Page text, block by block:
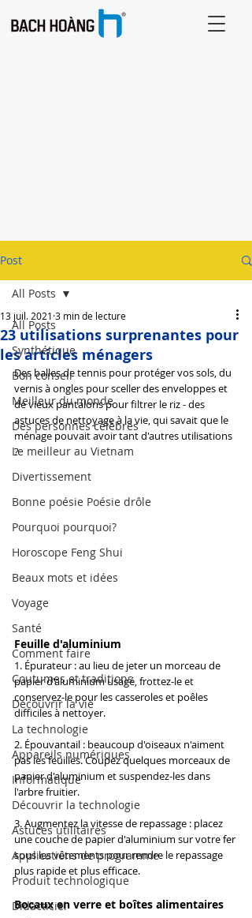
Post
All Posts
Synthétique
Bon conseil
Meilleur du monde
Des personnes célèbres
Le meilleur au Vietnam
Divertissement
Bonne poésie Poésie drôle
Pourquoi pourquoi?
Horoscope Feng Shui
Beaux mots et idées
Voyage
Santé
Comment faire
Coutumes et traditions
Découvrir la vie
La technologie
Appareils numériques
Informatique
Découvrir la technologie
Astuces utilitaires
Applications de programme
Produit technologique
Didacticiel
All Posts
23 utilisations surprenantes pour
les articles ménagers
13 juil. 2021 3 min de lecture
Des balles de tennis pour protéger vos sols, du
vernis à ongles pour sceller des enveloppes et
de vieux pantalons pour filtrer le riz - des
astuces de nettoyage à la vie, qui savait que le
ménage pouvait avoir tant d'autres utilisations
?
Feuille d'aluminium
1. Épurateur : au lieu de jeter un morceau de
papier d'aluminium usagé, frottez-le et
conservez-le pour les casseroles et poêles
difficiles à nettoyer.
2. Épouvantail : beaucoup d'oiseaux n'aiment
pas les feuilles. Coupez quelques morceaux de
papier d'aluminium et suspendez-les dans
l'arbre fruitier.
3. Augmentez la vitesse de repassage : placez
une couche de papier d'aluminium sur votre fer
sous les vêtements pour rendre le repassage
plus rapide et plus efficace.
Bocaux en verre et boîtes alimentaires